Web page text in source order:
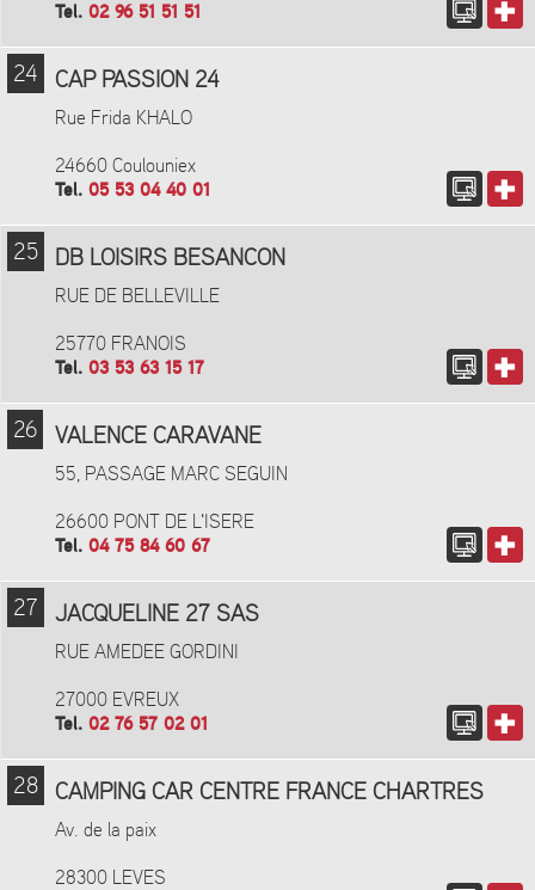
Tel. 02 96 51 51 51
24 CAP PASSION 24
Rue Frida KHALO
24660 Coulouniex
Tel. 05 53 04 40 01
25 DB LOISIRS BESANCON
RUE DE BELLEVILLE
25770 FRANOIS
Tel. 03 53 63 15 17
26 VALENCE CARAVANE
55, PASSAGE MARC SEGUIN
26600 PONT DE L'ISERE
Tel. 04 75 84 60 67
27 JACQUELINE 27 SAS
RUE AMEDEE GORDINI
27000 EVREUX
Tel. 02 76 57 02 01
28 CAMPING CAR CENTRE FRANCE CHARTRES
Av. de la paix
28300 LEVES